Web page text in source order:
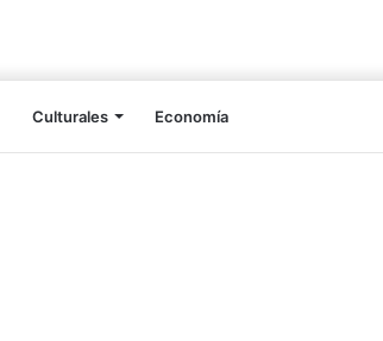
Culturales Economía